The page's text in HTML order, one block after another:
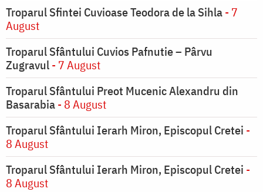
Troparul Sfintei Cuvioase Teodora de la Sihla- 7
August
Troparul Sfântului Cuvios Pafnutie – Pârvu
Zugravul- 7 August
Troparul Sfântului Preot Mucenic Alexandru din
Basarabia- 8 August
Troparul Sfântului Ierarh Miron, Episcopul Cretei -
8 August
Troparul Sfântului Ierarh Miron, Episcopul Cretei -
8 August